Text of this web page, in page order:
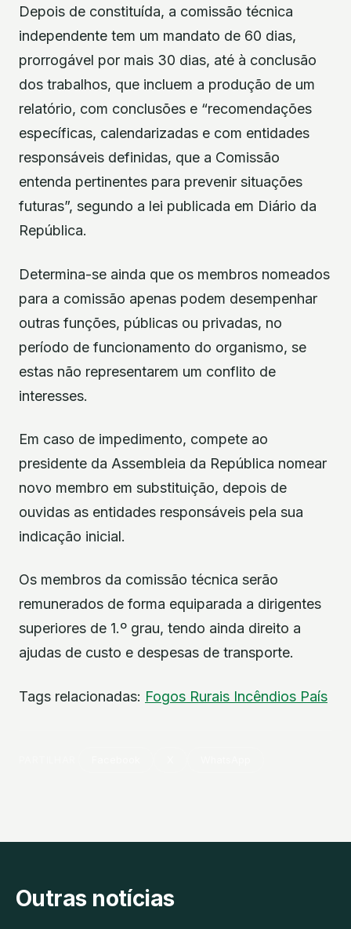
Depois de constituída, a comissão técnica
independente tem um mandato de 60 dias,
prorrogável por mais 30 dias, até à conclusão
dos trabalhos, que incluem a produção de um
relatório, com conclusões e “recomendações
específicas, calendarizadas e com entidades
responsáveis definidas, que a Comissão
entenda pertinentes para prevenir situações
futuras”, segundo a lei publicada em Diário da
República.
Determina-se ainda que os membros nomeados
para a comissão apenas podem desempenhar
outras funções, públicas ou privadas, no
período de funcionamento do organismo, se
estas não representarem um conflito de
interesses.
Em caso de impedimento, compete ao
presidente da Assembleia da República nomear
novo membro em substituição, depois de
ouvidas as entidades responsáveis pela sua
indicação inicial.
Os membros da comissão técnica serão
remunerados de forma equiparada a dirigentes
superiores de 1.º grau, tendo ainda direito a
ajudas de custo e despesas de transporte.
Tags relacionadas: Fogos Rurais Incêndios País
Outras notícias